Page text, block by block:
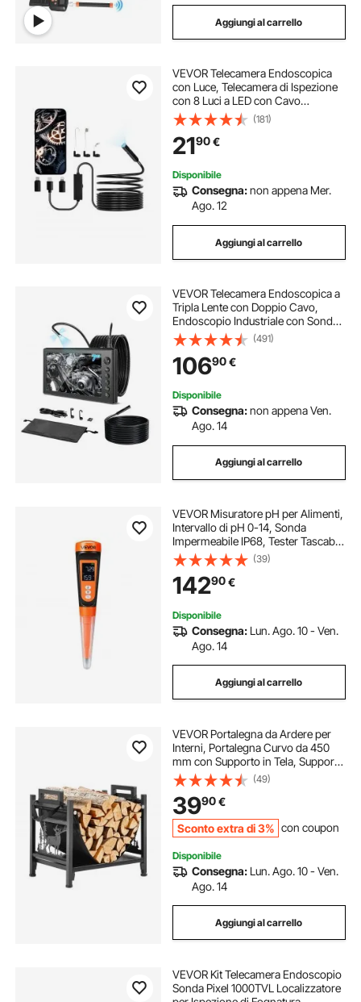
Aggiungi al carrello
VEVOR Telecamera Endoscopica
con Luce, Telecamera di Ispezione
con 8 Luci a LED con Cavo
Semirigido da 5 m Boroscopio HD
1920P, con Zoom 2X, Impermeabile
IP67 per Auto, Cavo Idraulico
(181)
2190€
Disponibile
Consegna:non appena Mer.
Ago. 12
Aggiungi al carrello
VEVOR Telecamera Endoscopica a
Tripla Lente con Doppio Cavo,
Endoscopio Industriale con Sonda
da 8 mm, Schermo IPS HD da 7'',
Zoom 8x, Cavo Impermeabile IP67,
per Ispezione Automobilistica e
Idraulica
(491)
10690€
Disponibile
Consegna:non appena Ven.
Ago. 14
Aggiungi al carrello
VEVOR Misuratore pH per Alimenti,
Intervallo di pH 0-14, Sonda
Impermeabile IP68, Tester Tascabile
con Compensazione Temperatura e
Bustine di Polvere Calibrazione, per
Fermentazione Alimentare e Carni
(39)
14290€
Disponibile
Consegna: Lun. Ago. 10 - Ven.
Ago. 14
Aggiungi al carrello
VEVOR Portalegna da Ardere per
Interni, Portalegna Curvo da 450
mm con Supporto in Tela, Supporto
per Legna con Capacità di Peso di
18,1 kg, in Acciaio Verniciato a
Polvere per Camino
(49)
3990€
Sconto extra di 3% con coupon
Disponibile
Consegna: Lun. Ago. 10 - Ven.
Ago. 14
Aggiungi al carrello
VEVOR Kit Telecamera Endoscopio
Sonda Pixel 1000TVL Localizzatore